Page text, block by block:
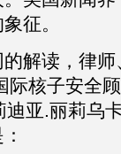
征。
解读，律
际核子安全
迪亚.丽莉乌